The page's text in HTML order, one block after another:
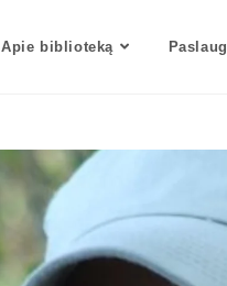
Apie biblioteką